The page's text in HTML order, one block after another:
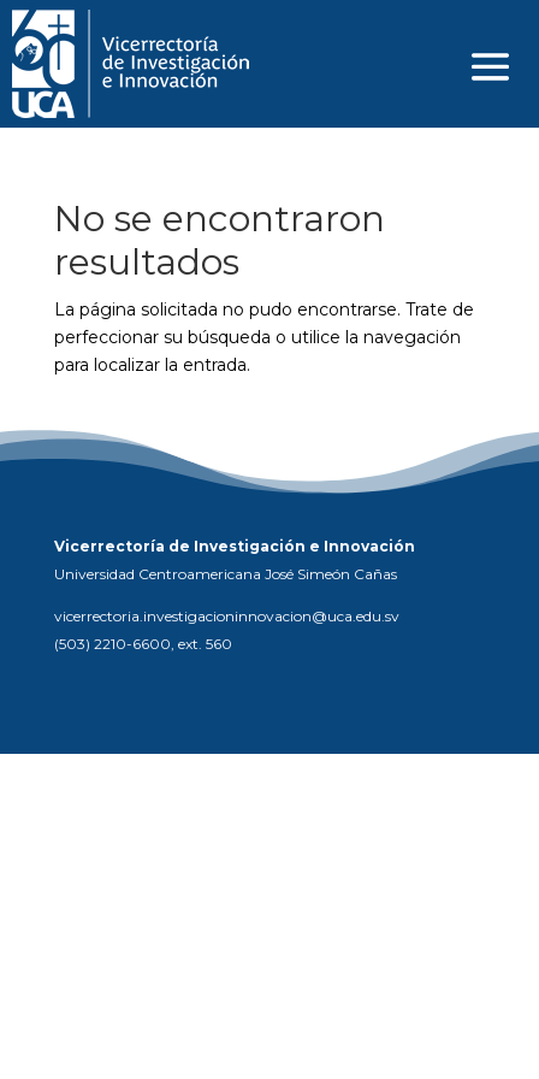
No se encontraron
resultados
La página solicitada no pudo encontrarse. Trate de
perfeccionar su búsqueda o utilice la navegación
para localizar la entrada.
Vicerrectoría de Investigación e Innovación
Universidad Centroamericana José Simeón Cañas
vicerrectoria.investigacioninnovacion@uca.edu.sv
(503) 2210-6600, ext. 560